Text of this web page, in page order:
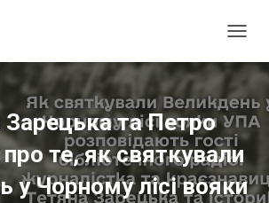
Е
М
К
Н
У
Т
И
Зарецька та Петро
те, як святкували
у Чорному лісі вояки